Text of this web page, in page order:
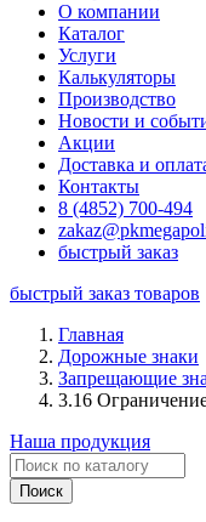
О компании
Каталог
Услуги
Калькуляторы
Производство
Новости и
Акции
Доставка и
Контакты
8 (4852) 700-494
быстрый заказ
быстрый заказ товаров
Главная
Дорожные знаки
Запрещающие
3.16
Наша продукция